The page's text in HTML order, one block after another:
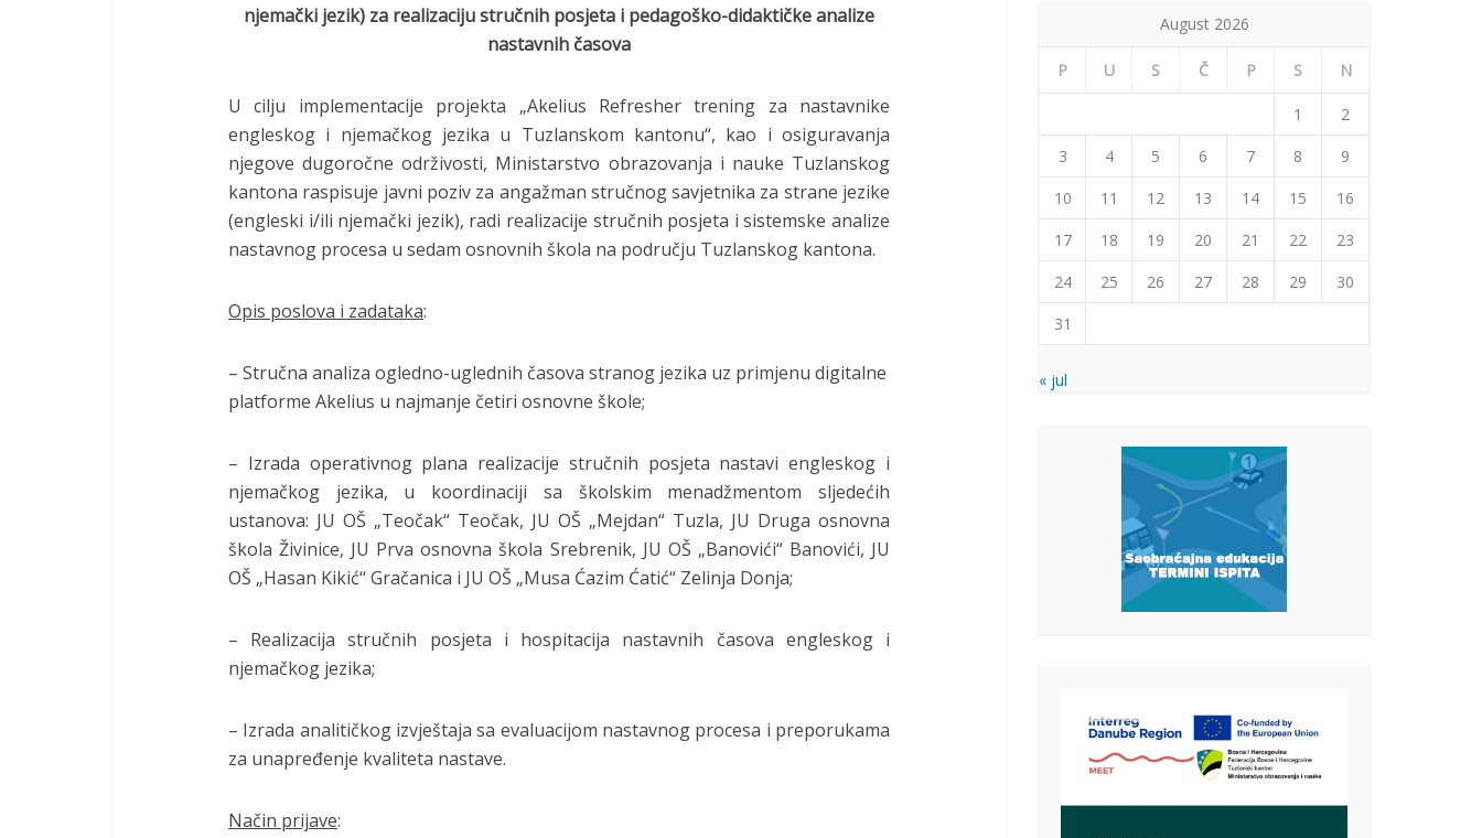
njemački jezik) za realizaciju stručnih posjeta i pedagoško-didaktičke analize
nastavnih časova
U cilju implementacije projekta „Akelius Refresher trening za nastavnike
engleskog i njemačkog jezika u Tuzlanskom kantonu“, kao i osiguravanja
njegove dugoročne održivosti, Ministarstvo obrazovanja i nauke Tuzlanskog
kantona raspisuje javni poziv za angažman stručnog savjetnika za strane jezike
(engleski i/ili njemački jezik), radi realizacije stručnih posjeta i sistemske analize
nastavnog procesa u sedam osnovnih škola na području Tuzlanskog kantona.
Opis poslova i zadataka:
– Stručna analiza ogledno-uglednih časova stranog jezika uz primjenu digitalne
platforme Akelius u najmanje četiri osnovne škole;
– Izrada operativnog plana realizacije stručnih posjeta nastavi engleskog i
njemačkog jezika, u koordinaciji sa školskim menadžmentom sljedećih
ustanova: JU OŠ „Teočak“ Teočak, JU OŠ „Mejdan“ Tuzla, JU Druga osnovna
škola Živinice, JU Prva osnovna škola Srebrenik, JU OŠ „Banovići“ Banovići, JU
OŠ „Hasan Kikić“ Gračanica i JU OŠ „Musa Ćazim Ćatić“ Zelinja Donja;
– Realizacija stručnih posjeta i hospitacija nastavnih časova engleskog i
njemačkog jezika;
– Izrada analitičkog izvještaja sa evaluacijom nastavnog procesa i preporukama
za unapređenje kvaliteta nastave.
Način prijave:
August 2026
P U S Č P S N
1
2
3
4 5 6 7 8
9
10
11 12 13 14 15
16
17
18 19 20 21 22
23
24
25 26 27 28 29
30
31
« jul